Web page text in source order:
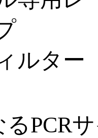
ルター
るPCR